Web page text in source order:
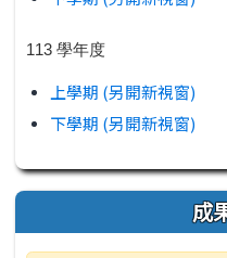
113 學年度
上學期 (另開新視窗)
下學期 (另開新視窗)
成